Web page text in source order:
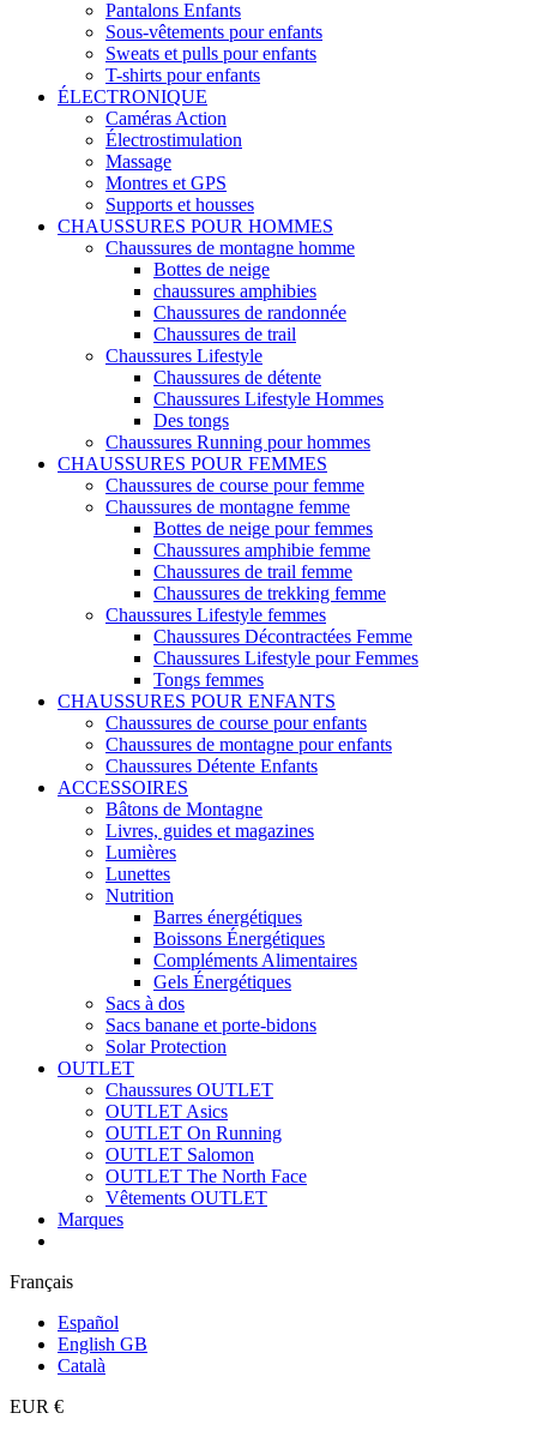
Pantalons Enfants
Sous-vêtements pour enfants
Sweats et pulls pour enfants
T-shirts pour enfants
ÉLECTRONIQUE
Caméras Action
Électrostimulation
Massage
Montres et GPS
Supports et housses
CHAUSSURES POUR HOMMES
Chaussures de montagne homme
Bottes de neige
chaussures amphibies
Chaussures de randonnée
Chaussures de trail
Chaussures Lifestyle
Chaussures de détente
Chaussures Lifestyle Hommes
Des tongs
Chaussures Running pour hommes
CHAUSSURES POUR FEMMES
Chaussures de course pour femme
Chaussures de montagne femme
Bottes de neige pour femmes
Chaussures amphibie femme
Chaussures de trail femme
Chaussures de trekking femme
Chaussures Lifestyle femmes
Chaussures Décontractées Femme
Chaussures Lifestyle pour Femmes
Tongs femmes
CHAUSSURES POUR ENFANTS
Chaussures de course pour enfants
Chaussures de montagne pour enfants
Chaussures Détente Enfants
ACCESSOIRES
Bâtons de Montagne
Livres, guides et magazines
Lumières
Lunettes
Nutrition
Barres énergétiques
Boissons Énergétiques
Compléments Alimentaires
Gels Énergétiques
Sacs à dos
Sacs banane et porte-bidons
Solar Protection
OUTLET
Chaussures OUTLET
OUTLET Asics
OUTLET On Running
OUTLET Salomon
OUTLET The North Face
Vêtements OUTLET
Marques
Français
Español
English GB
Català
EUR €